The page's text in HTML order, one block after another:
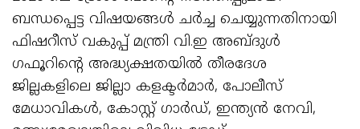
ബന്ധപ്പെട്ട വിഷയങ്ങൾ ചർച്ച ചെയ്യുന്നതിനായി
ഫിഷറീസ് വകുപ്പ് മന്ത്രി വി.ഇ അബ്ദുൾ
ഗഫൂറിന്റെ അദ്ധ്യക്ഷതയിൽ തീരദേശ
ജില്ലകളിലെ ജില്ലാ കളക്ടർമാർ, പോലീസ്
മേധാവികൾ, കോസ്റ്റ് ഗാർഡ്, ഇന്ത്യൻ നേവി,